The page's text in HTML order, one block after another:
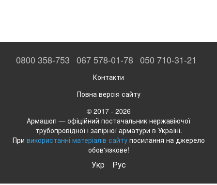
0800 358-753 067 578-01-78 050 710-31-21
Контакти
Повна версія сайту
© 2017 - 2026
Армашоп — офіційний постачальник нержавіючої
трубопровідної і запірної арматури в Україні.
При використанні матеріалів сайтупосилання на джерело
обов'язкове!
Укр Рус